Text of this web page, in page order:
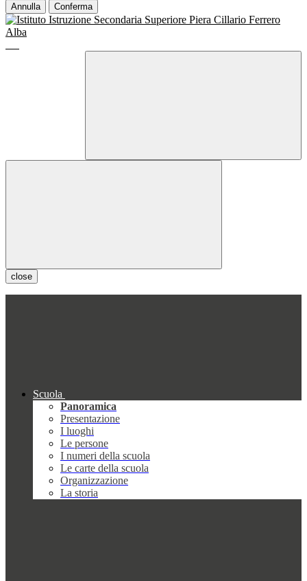
Annulla Conferma
close
Scuola
Panoramica
Presentazione
I luoghi
Le persone
I numeri della scuola
Le carte della scuola
Organizzazione
La storia